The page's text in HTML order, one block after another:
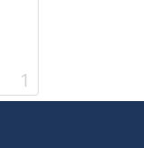
1